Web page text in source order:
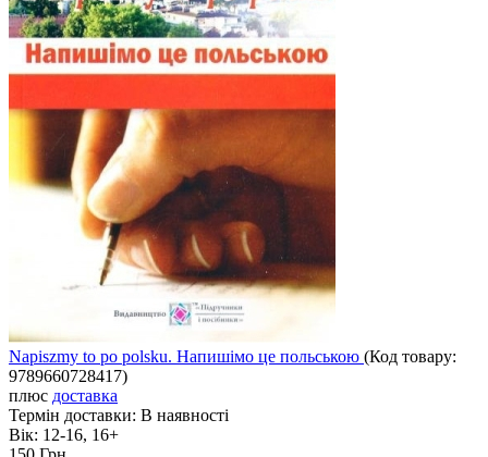
Napiszmy to po polsku. Напишімо це польською (Код товару:
9789660728417)
плюс доставка
Термін доставки: В наявності
Вік: 12-16, 16+